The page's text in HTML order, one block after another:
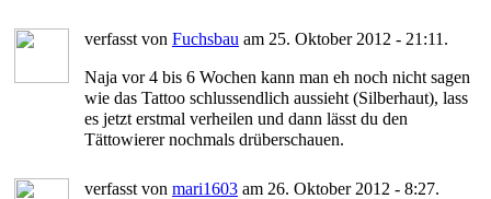
verfasst von Fuchsbau am 25. Oktober 2012 - 21:11.
Naja vor 4 bis 6 Wochen kann man eh noch nicht sagen
wie das Tattoo schlussendlich aussieht (Silberhaut), lass
es jetzt erstmal verheilen und dann lässt du den
Tättowierer nochmals drüberschauen.
verfasst von mari1603 am 26. Oktober 2012 - 8:27.